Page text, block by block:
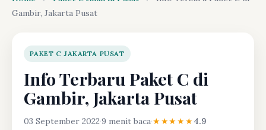
Gambir, Jakarta Pusat
PAKET C JAKARTA PUSAT
Info Terbaru Paket C di
Gambir, Jakarta Pusat
03 September 2022·9 menit baca·★★★★★4.9